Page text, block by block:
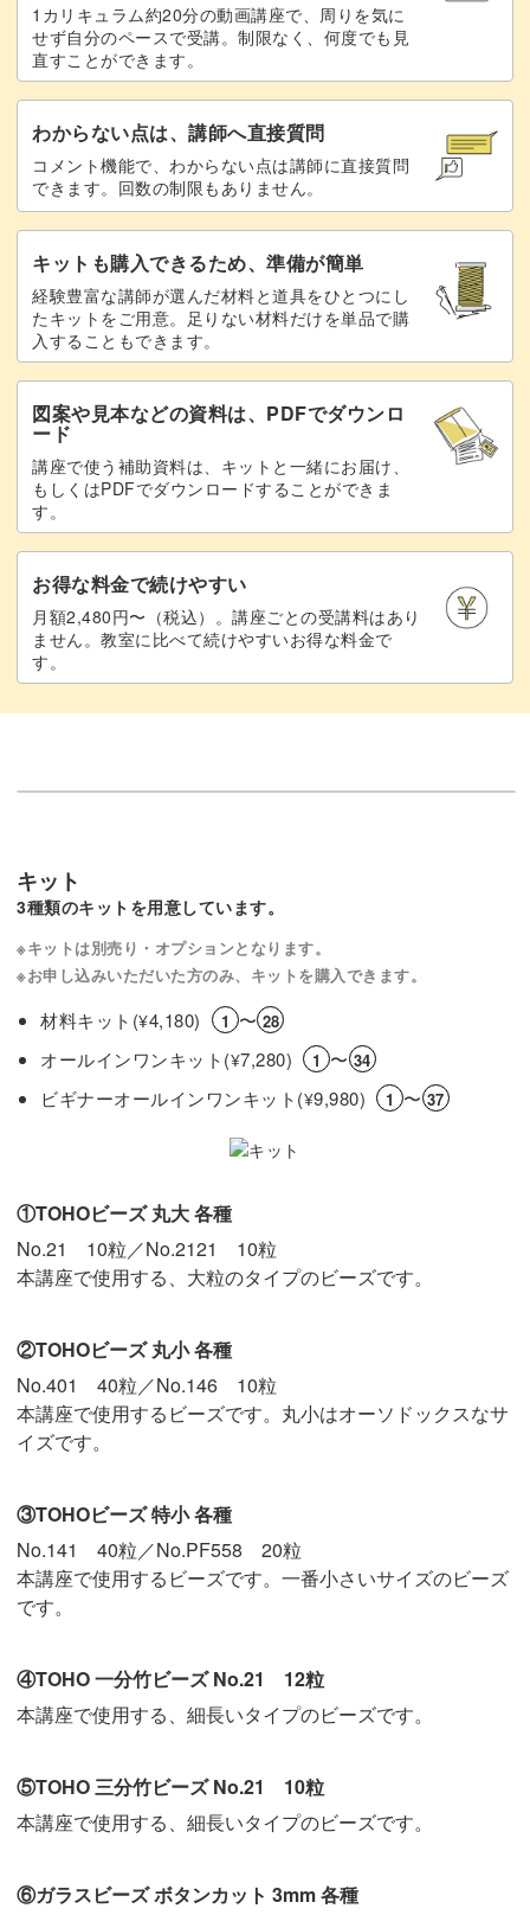
1カリキュラム約20分の動画講座で、周りを気に
せず自分のペースで受講。制限なく、何度でも見
直すことができます。
わからない点は、講師へ直接質問
コメント機能で、わからない点は講師に直接質問
できます。回数の制限もありません。
キットも購入できるため、準備が簡単
経験豊富な講師が選んだ材料と道具をひとつにし
たキットをご用意。足りない材料だけを単品で購
入することもできます。
図案や見本などの資料は、PDFでダウンロ
ード
講座で使う補助資料は、キットと一緒にお届け、
もしくはPDFでダウンロードすることができま
す。
お得な料金で続けやすい
月額2,480円〜（税込）。講座ごとの受講料はあり
ません。教室に比べて続けやすいお得な料金で
す。
キット
3種類のキットを用意しています。
※キットは別売り・オプションとなります。
※お申し込みいただいた方のみ、キットを購入できます。
材料キット(¥4,180) 1 〜 28
オールインワンキット(¥7,280) 1 〜 34
ビギナーオールインワンキット(¥9,980) 1 〜 37
①TOHOビーズ 丸大 各種
No.21 10粒／No.2121 10粒
本講座で使用する、大粒のタイプのビーズです。
②TOHOビーズ 丸小 各種
No.401 40粒／No.146 10粒
本講座で使用するビーズです。丸小はオーソドックスなサ
イズです。
③TOHOビーズ 特小 各種
No.141 40粒／No.PF558 20粒
本講座で使用するビーズです。一番小さいサイズのビーズ
です。
④TOHO 一分竹ビーズ No.21 12粒
本講座で使用する、細長いタイプのビーズです。
⑤TOHO 三分竹ビーズ No.21 10粒
本講座で使用する、細長いタイプのビーズです。
⑥ガラスビーズ ボタンカット 3mm 各種